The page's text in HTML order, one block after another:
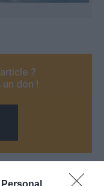
?
don !